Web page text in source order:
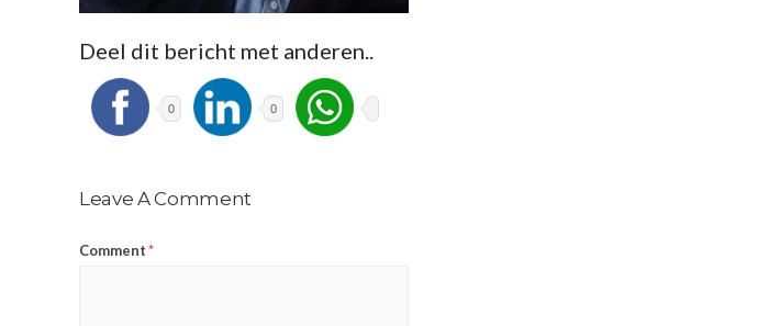
Deel dit bericht met anderen..
0 0
Leave A Comment
Comment*